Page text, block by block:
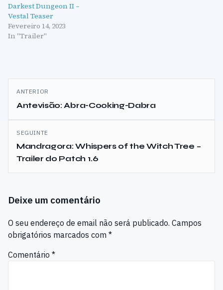
Darkest Dungeon II –
Vestal Teaser
Fevereiro 14, 2023
In "Trailer"
Navegação
de
artigos
ANTERIOR
Antevisão: Abra-Cooking-Dabra
SEGUINTE
Mandragora: Whispers of the Witch Tree –
Trailer do Patch 1.6
Deixe um comentário
O seu endereço de email não será publicado. Campos
obrigatórios marcados com *
Comentário *